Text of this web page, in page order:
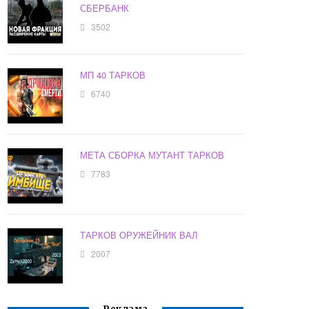
СБЕРБАНК
3502
МП 40 ТАРКОВ
6740
МЕТА СБОРКА МУТАНТ ТАРКОВ
7783
ТАРКОВ ОРУЖЕЙНИК ВАЛ
2007